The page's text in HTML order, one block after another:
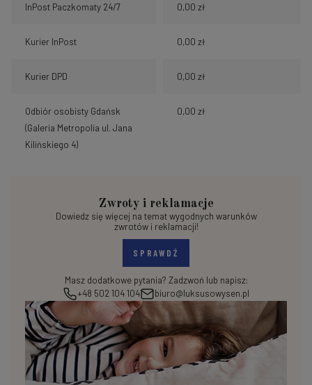
InPost Paczkomaty 24/7 0,00 zł
Kurier InPost 0,00 zł
Kurier DPD 0,00 zł
Odbiór osobisty Gdańsk
(Galeria Metropolia ul. Jana
Kilińskiego 4)
0,00 zł
Zwroty i reklamacje
Dowiedz się więcej na temat wygodnych warunków
zwrotów i reklamacji!
SPRAWDŹ
Masz dodatkowe pytania? Zadzwoń lub napisz:
+48 502 104 104
biuro@luksusowysen.pl